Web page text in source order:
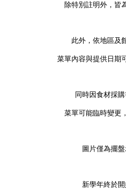
除特別註明外，皆
此外，依地區及
菜單內容與提供日期
同時因食材採購
菜單可能臨時變更
圖片僅為擺盤
新學年終於開